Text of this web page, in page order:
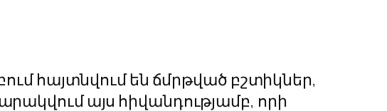
հայտնվում են ճմրթված բշտիկներ,
այս հիվանդությամբ, որի